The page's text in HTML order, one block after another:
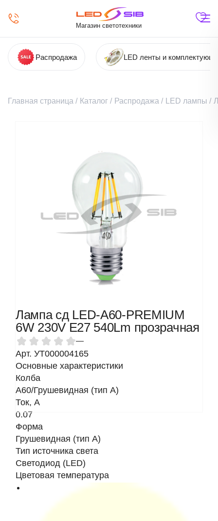
Магазин светотехники
Распродажа LED ленты и
Главная страница / Каталог / Распродажа / LED лампы /
Лампа сд LED-A60-PREMIUM
6W 230V Е27 540Lm прозрачная
—
Арт. УТ000004165
Основные характеристики
Колба
A60/Грушевидная (тип A)
Ток, A
0.07
Форма
Грушевидная (тип А)
Тип источника света
Светодиод (LED)
Цветовая температура